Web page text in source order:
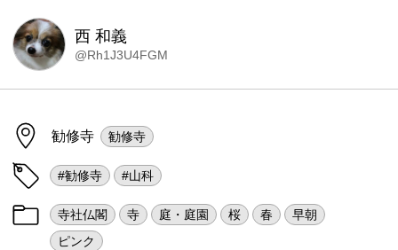
西 和義
@Rh1J3U4FGM
勧修寺 勧修寺
#勧修寺 #山科
寺社仏閣 寺 庭・庭園 桜 春
早朝
ピンク